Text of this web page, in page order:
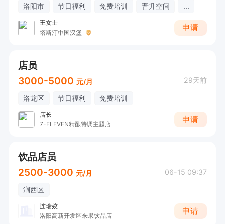
洛阳市 节日福利 免费培训 晋升空间 ...
王女士
塔斯汀中国汉堡
申请
店员
3000-5000 元/月 29天前
洛龙区 节日福利 免费培训
店长
7-ELEVEN精酿特调主题店
申请
饮品店员
2500-3000 元/月 06-15 09:37
涧西区
连瑞姣
洛阳高新开发区来果饮品店
申请